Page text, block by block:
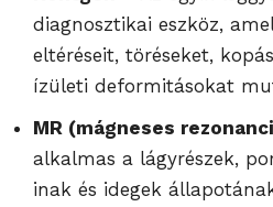
diagnosztikai eszköz,
eltéréseit, töréseket,
ízületi deformitásokat
MR (mágneses
alkalmas a lágyrészek,
inak és idegek